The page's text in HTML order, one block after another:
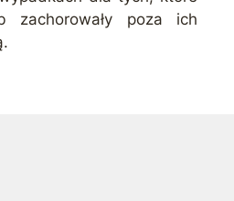
zachorowały poza ich